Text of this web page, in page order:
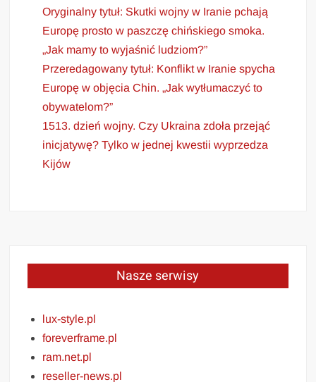
Oryginalny tytuł: Skutki wojny w Iranie pchają
Europę prosto w paszczę chińskiego smoka.
„Jak mamy to wyjaśnić ludziom?”
Przeredagowany tytuł: Konflikt w Iranie spycha
Europę w objęcia Chin. „Jak wytłumaczyć to
obywatelom?”
1513. dzień wojny. Czy Ukraina zdoła przejąć
inicjatywę? Tylko w jednej kwestii wyprzedza
Kijów
Nasze serwisy
lux-style.pl
foreverframe.pl
ram.net.pl
reseller-news.pl